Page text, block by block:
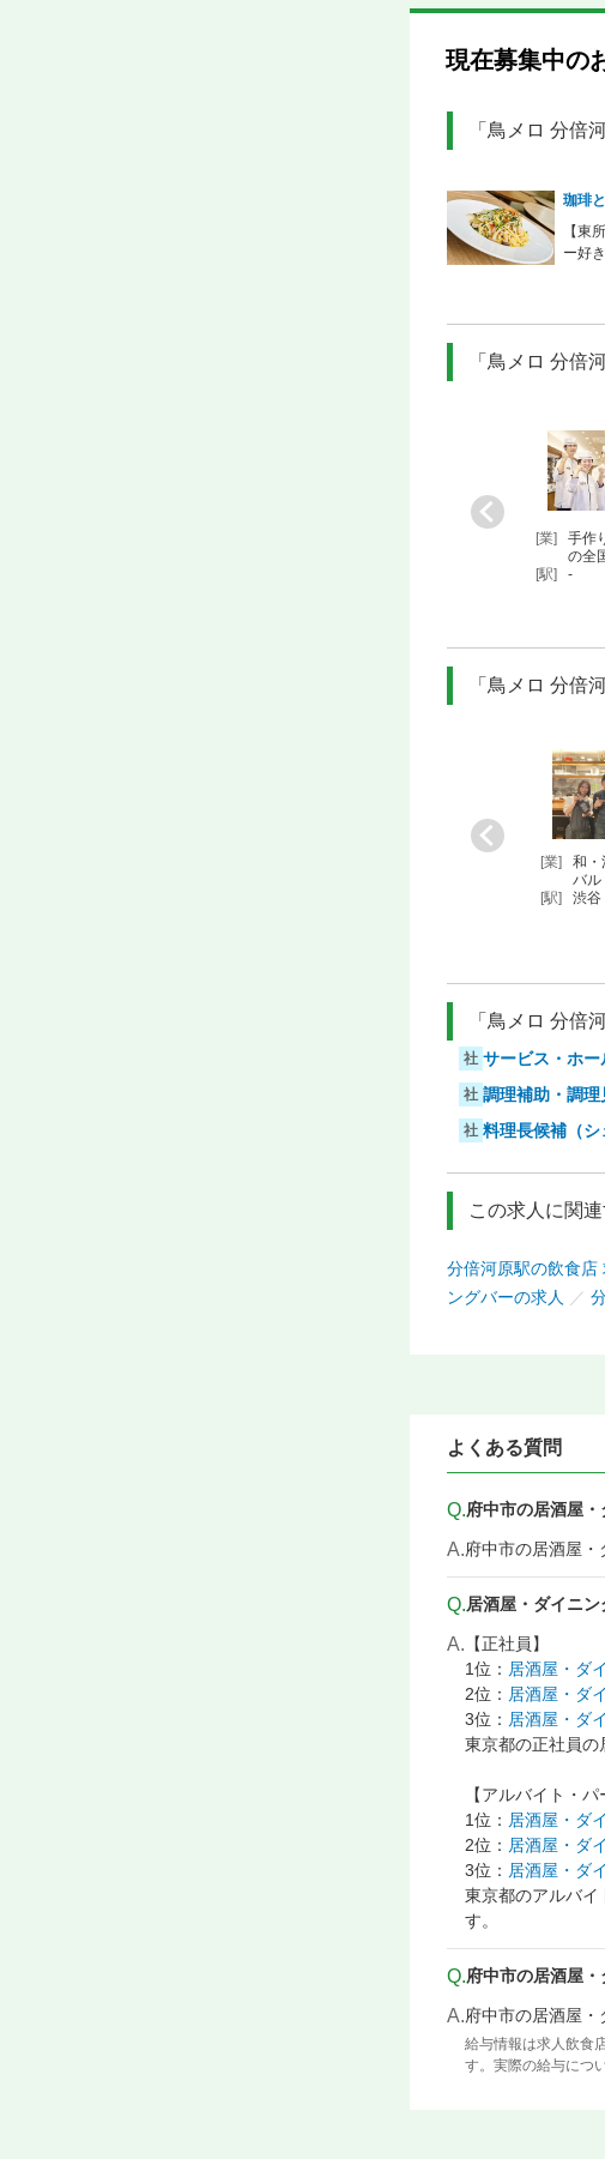
現在募集中の
「鳥メロ 分倍
珈琲
【東
ー好
「鳥メロ 分倍
[業]
病院
門
[駅]
武蔵
「鳥メロ 分倍
[業]
居酒
浦和
「鳥メロ 分倍
社 サービス・ホー
社 調理補助・調理
社 料理長候補（シ
この求人に関
分倍河原駅の飲食店
ングバーの求人
／
よくある質問
Q.府中市の居酒屋
A.府中市の居酒屋・
Q.居酒屋・ダイニ
A. 【正社員】
1位： 居酒屋・ダ
2位： 居酒屋・ダ
3位： 居酒屋・ダ
東京都の正社員の
【アルバイト・パ
1位： 居酒屋・ダ
2位： 居酒屋・ダ
3位： 居酒屋・ダ
東京都のアルバイ
す。
Q.府中市の居酒屋
A.府中市の居酒屋・
給与情報は求人飲食
す。実際の給与につ